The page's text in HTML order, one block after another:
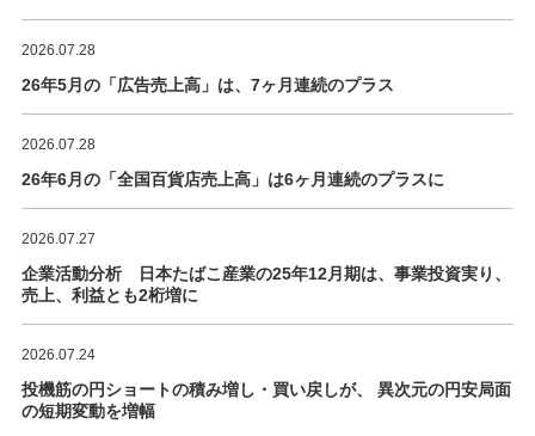
2026.07.28
26年5月の「広告売上高」は、7ヶ月連続のプラス
2026.07.28
26年6月の「全国百貨店売上高」は6ヶ月連続のプラスに
2026.07.27
企業活動分析 日本たばこ産業の25年12月期は、事業投資実り、
売上、利益とも2桁増に
2026.07.24
投機筋の円ショートの積み増し・買い戻しが、 異次元の円安局面
の短期変動を増幅